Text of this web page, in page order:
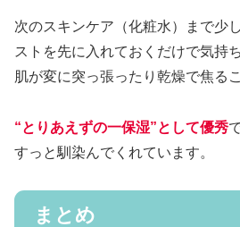
次のスキンケア（化粧水）まで少
ストを先に入れておくだけで気持
肌が変に突っ張ったり乾燥で焦る
“とりあえずの一保湿”として優秀
すっと馴染んでくれています。
まとめ